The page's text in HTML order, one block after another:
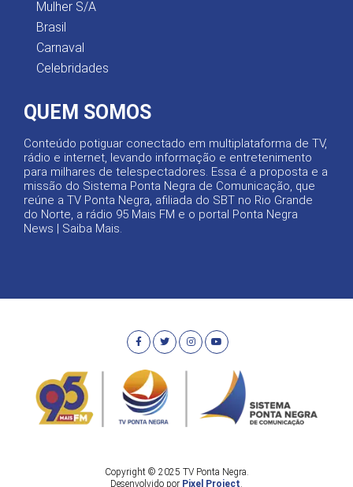
Mulher S/A
Brasil
Carnaval
Celebridades
QUEM SOMOS
Conteúdo potiguar conectado em multiplataforma de TV,
rádio e internet, levando informação e entretenimento
para milhares de telespectadores. Essa é a proposta e a
missão do Sistema Ponta Negra de Comunicação, que
reúne a TV Ponta Negra, afiliada do SBT no Rio Grande
do Norte, a rádio 95 Mais FM e o portal Ponta Negra
News | Saiba Mais.
Copyright © 2025 TV Ponta Negra.
Desenvolvido por Pixel Project